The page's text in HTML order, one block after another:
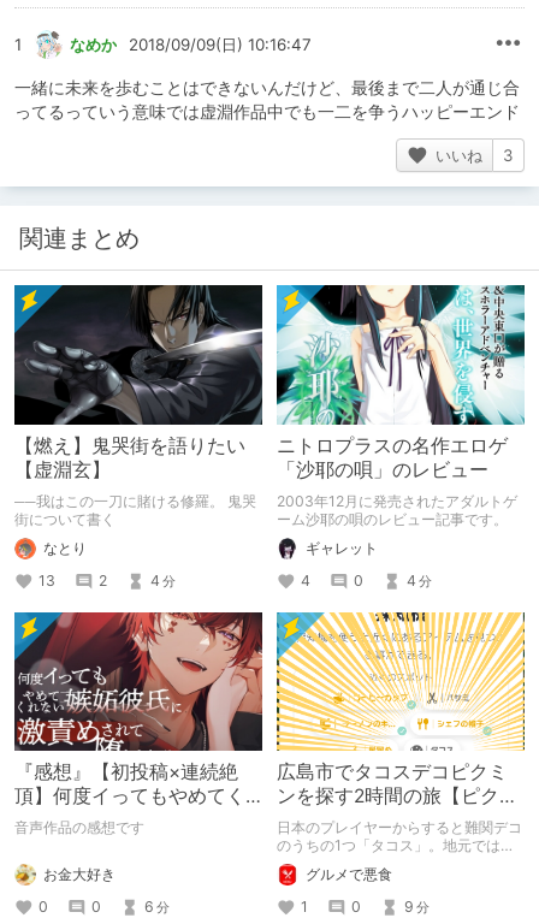
1 なめか 2018/09/09(日) 10:16:47
一緒に未来を歩むことはできないんだけど、最後まで二人が通じ合
ってるっていう意味では虚淵作品中でも一二を争うハッピーエンド
いいね 3
関連まとめ
【燃え】鬼哭街を語りたい
【虚淵玄】
──我はこの一刀に賭ける修羅。 鬼哭
街について書く
なとり
13
2 4 分
ニトロプラスの名作エロゲ
「沙耶の唄」のレビュー
2003年12月に発売されたアダルトゲ
ーム沙耶の唄のレビュー記事です。
ギャレット
4
0 4 分
『感想』【初投稿×連続絶
頂】何度イってもやめてく
れない嫉妬彼氏に激責めさ
音声作品の感想です
お金大好き
0
0 6 分
広島市でタコスデコピクミ
ンを探す2時間の旅【ピクミ
ンブルーム / Pikmin
Bloom】
日本のプレイヤーからすると難関デコ
のうちの1つ「タコス」。地元では見
つけられなかった男が広島で探す旅を
お送りします。ねくすと5月のテーマ
「お出かけの記録」。
グルメで悪食
1
0 9 分